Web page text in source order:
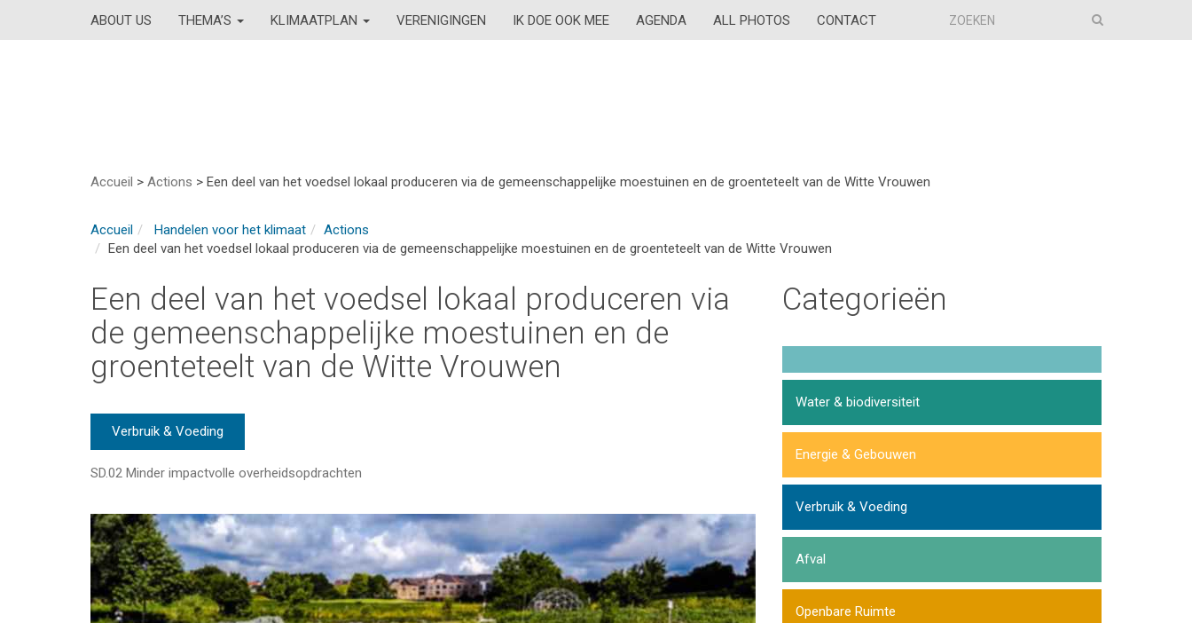
ABOUT US THEMA’S KLIMAATPLAN VERENIGINGEN IK DOE OOK MEE AGENDA ALL PHOTOS CONTACT
Accueil > Actions > Een deel van het voedsel lokaal produceren via de gemeenschappelijke moestuinen en de groenteteelt van de Witte Vrouwen
Accueil Handelen voor het klimaat
Actions
Een deel van het voedsel lokaal produceren via de gemeenschappelijke moestuinen en de groenteteelt van de Witte Vrouwen
Een deel van het voedsel lokaal produceren via
de gemeenschappelijke moestuinen en de
groenteteelt van de Witte Vrouwen
Verbruik & Voeding
SD.02 Minder impactvolle overheidsopdrachten
Categorieën
Water & biodiversiteit
Energie & Gebouwen
Verbruik & Voeding
Afval
Openbare Ruimte